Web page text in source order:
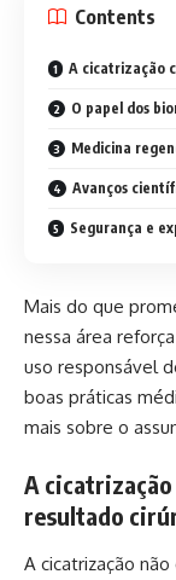
Contents
A cicatrização
O papel dos
Medicina
Avanços
Segurança e
Mais do que
nessa área
uso responsável
boas práticas
mais sobre o
A
resultado
A cicatrização